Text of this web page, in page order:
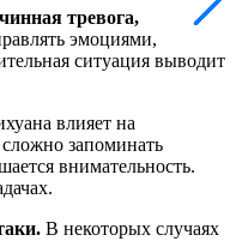
тревога,
эмоциями,
ситуация выводит
влияет на
запоминать
внимательность.
В некоторых случаях